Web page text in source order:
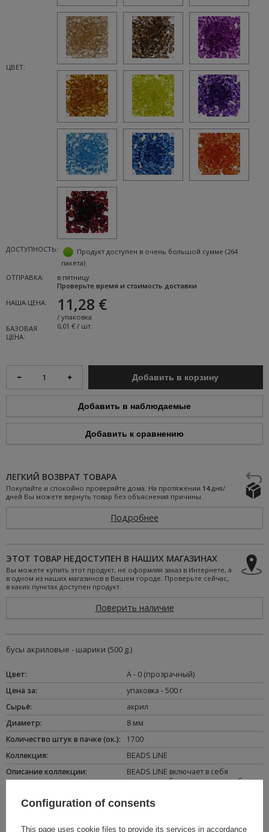
ЦВЕТ:
ДОСТУПНОСТЬ: Продукт доступен в очень большой сумме (264
пакета)
ОТПРАВКА:
в пятницу
Проверьте время и стоимость доставки
НАША ЦЕНА:
11,28 €
/ упаковка
БАЗОВАЯ
ЦЕНА:
0,01 € / шт.
Добавить в корзину
Добавить в наблюдаемые
Добавить к сравнению
ЛЕГКИЙ ВОЗВРАТ ТОВАРА
Покупайте и спокойно проверяйте дома. На протяжении 14дня/
дней Вы можете вернуть товар без объяснения причины.
Подробнее
ЭТОТ ТОВАР НЕДОСТУПЕН В НАШИХ МАГАЗИНАХ
Вы можете купить этот продукт, не оформляя заказ в Интернете, а
в одном из наших магазинов в Вашем городе. Проверьте сейчас,
в каких пунктах доступен продукт.
Поверить наличие
бусы акриловые - шарики (500 g.)
Цвет:
A - 0 (прозрачный)
Цена за:
упаковка - 500 г
Сырьё:
акрил
Диаметр:
8 мм
Количество штук в пачке (ок.):
1700
Коллекция:
BEADS LINE
Oписание коллекции:
BEADS LINE включает в себя
акриловые бусы , жемчужные бусы
цветах. В постоянной продаже
доступно свыше ста моделей бус ,
цветовых версий дают несколько
Configuration of consents
This page uses cookie files to provide its services in accordance